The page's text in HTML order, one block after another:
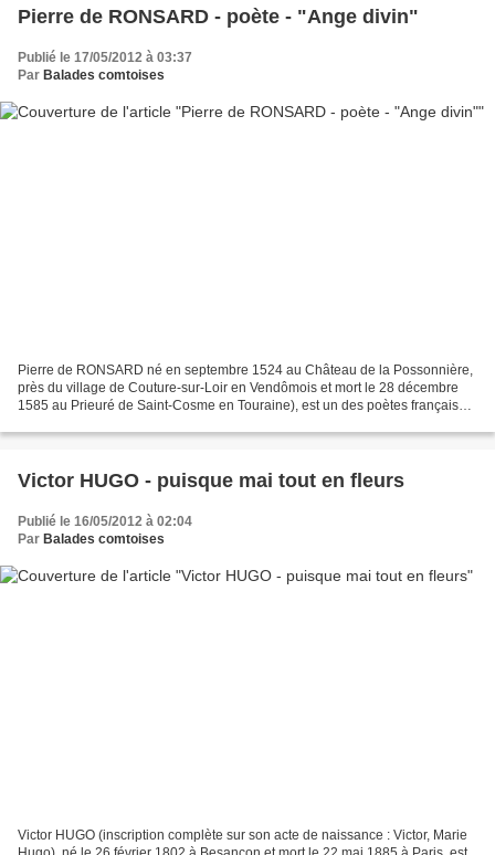
Pierre de RONSARD - poète - "Ange divin"
Publié le 17/05/2012 à 03:37
Par Balades comtoises
Pierre de RONSARD né en septembre 1524 au Château de la Possonnière,
près du village de Couture-sur-Loir en Vendômois et mort le 28 décembre
1585 au Prieuré de Saint-Cosme en Touraine), est un des poètes français
Victor HUGO - puisque mai tout en fleurs
Publié le 16/05/2012 à 02:04
Par Balades comtoises
Victor HUGO (inscription complète sur son acte de naissance : Victor, Marie